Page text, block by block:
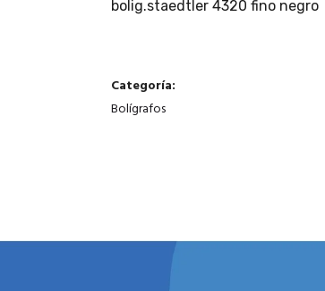
bolig.staedtler 4320 fino negro
Categoría:
Bolígrafos